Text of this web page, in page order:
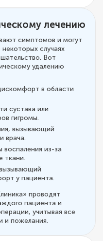
лечению
симптомов и могут
случаях
Вот
удалению
в области
сустава или
гигромы.
вызывающий
врача.
из-за
ткани.
у пациента.
проводят
пациента и
учитывая все
и пожелания.